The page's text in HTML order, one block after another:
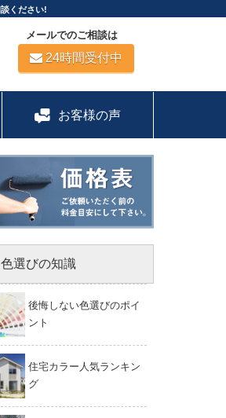
ください!
メールでのご相談は
24時間受付中
お客様の声
色選びの知識
後悔しない色選びのポイ
ント
住宅カラー人気ランキン
グ